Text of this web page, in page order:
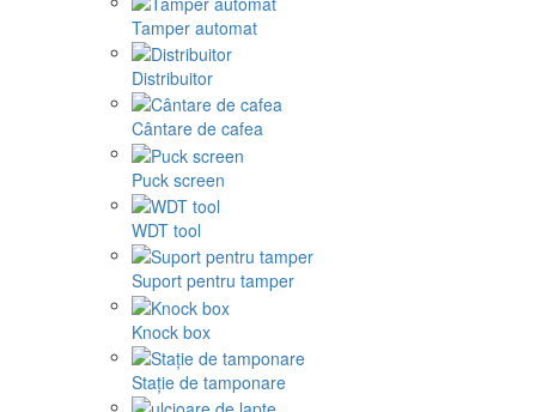
Tamper automat
Distribuitor
Cântare de cafea
Puck screen
WDT tool
Suport pentru tamper
Knock box
Stație de tamponare